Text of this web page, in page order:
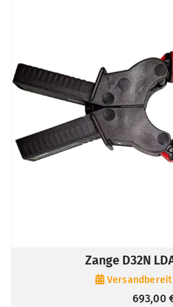
Zange D32N
693,00